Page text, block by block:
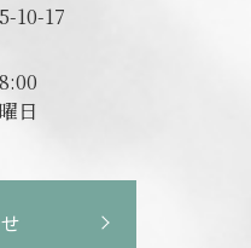
10-17
日